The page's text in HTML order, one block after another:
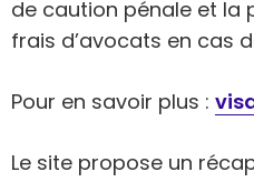
de caution pénale et la
frais d’avocats en cas
Pour en savoir plus :
Le site propose un